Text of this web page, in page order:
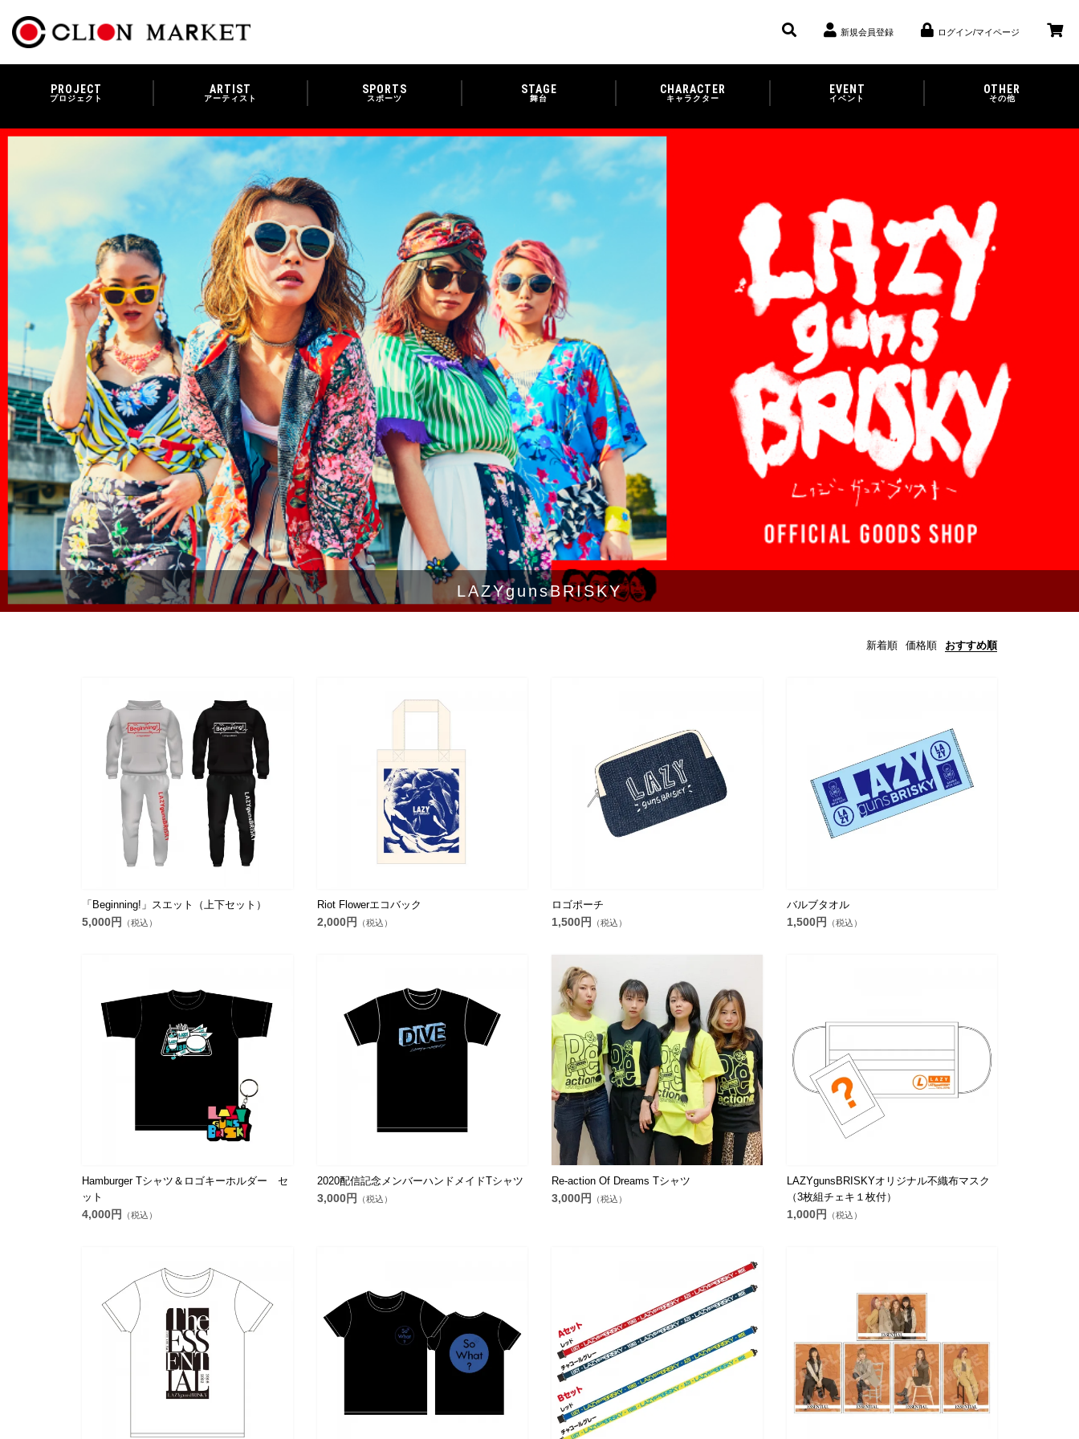
新規会員登録 ログイン/マイページ
PROJECT
プロジェクト
ARTIST
アーティスト
SPORTS
スポーツ
STAGE
舞台
CHARACTER
キャラクター
EVENT
イベント
OTHER
その他
LAZYgunsBRISKY
新着順 価格順 おすすめ順
「Beginning!」スエット（上下セット）
5,000円 （税込）
Riot Flowerエコバック
2,000円 （税込）
ロゴポーチ
1,500円 （税込）
バルブタオル
1,500円 （税込）
Hamburger Tシャツ＆ロゴキーホルダー セ
ット
4,000円 （税込）
2020配信記念メンバーハンドメイドTシャツ
3,000円 （税込）
Re-action Of Dreams Tシャツ
3,000円 （税込）
LAZYgunsBRISKYオリジナル不織布マスク
（3枚組チェキ１枚付）
1,000円 （税込）